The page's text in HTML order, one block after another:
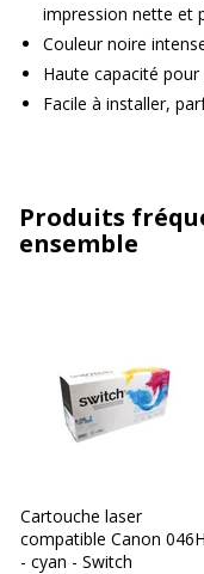
impression nette et
Couleur noire
Haute capacité
Facile à installer,
Produits
ensemble
Cartouche laser
compatible Canon 046H
- cyan - Switch